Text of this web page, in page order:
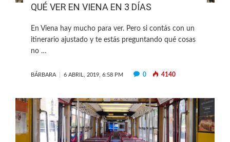
QUÉ VER EN VIENA EN 3 DÍAS
En Viena hay mucho para ver. Pero si contás con un
itinerario ajustado y te estás preguntando qué cosas
no …
BÁRBARA 6 ABRIL, 2019, 6:58 PM 0 4140